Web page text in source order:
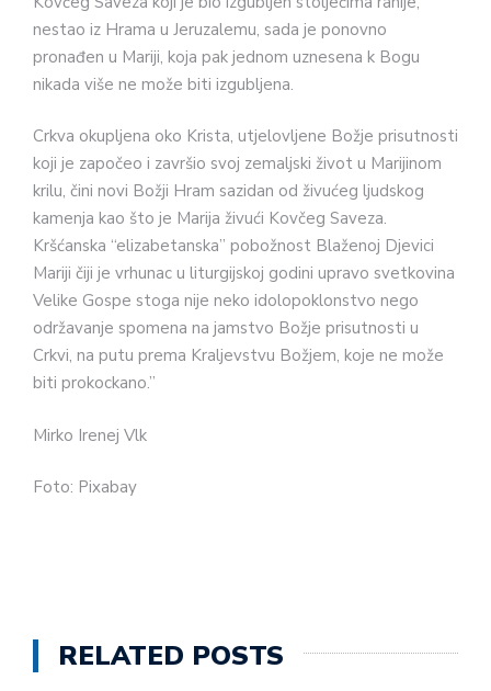
nestao iz Hrama u Jeruzalemu, sada je ponovno
pronađen u Mariji, koja pak jednom uznesena k Bogu
nikada više ne može biti izgubljena.
Crkva okupljena oko Krista, utjelovljene Božje prisutnosti
koji je započeo i završio svoj zemaljski život u Marijinom
krilu, čini novi Božji Hram sazidan od živućeg ljudskog
kamenja kao što je Marija živući Kovčeg Saveza.
Kršćanska “elizabetanska” pobožnost Blaženoj Djevici
Mariji čiji je vrhunac u liturgijskoj godini upravo svetkovina
Velike Gospe stoga nije neko idolopoklonstvo nego
održavanje spomena na jamstvo Božje prisutnosti u
Crkvi, na putu prema Kraljevstvu Božjem, koje ne može
biti prokockano.”
Mirko Irenej Vlk
Foto: Pixabay
RELATED POSTS